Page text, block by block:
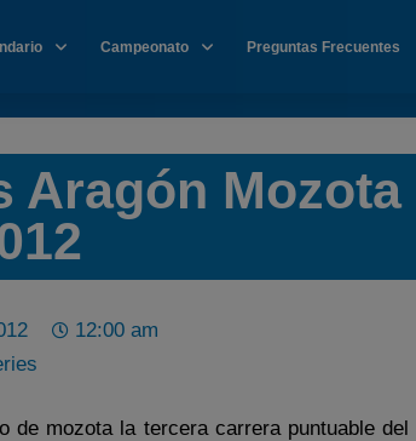
Campeonato Preguntas Frecuentes
Aragón Mozota
12:00 am
mozota la tercera carrera puntuable del